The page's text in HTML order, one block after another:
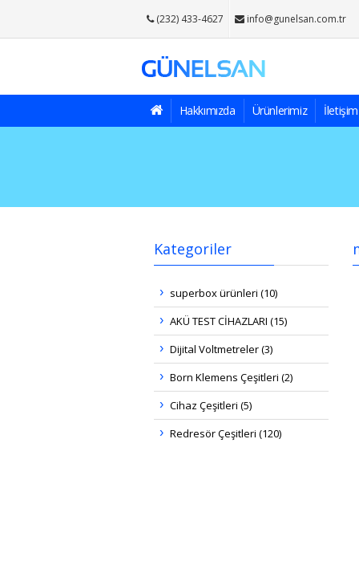
(232) 433-4627 info@gunelsan.com.tr
Hakkımızda Ürünlerimiz İletişim
Kategoriler
superbox ürünleri (10)
AKÜ TEST CİHAZLARI (15)
Dijital Voltmetreler (3)
Born Klemens Çeşitleri (2)
Cihaz Çeşitleri (5)
Redresör Çeşitleri (120)